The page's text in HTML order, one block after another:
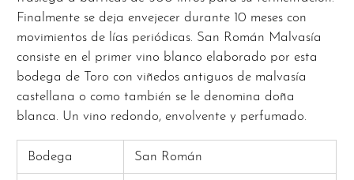
Finalmente se deja envejecer durante 10 meses con
movimientos de lías periódicas. San Román Malvasía
consiste en el primer vino blanco elaborado por esta
bodega de Toro con viñedos antiguos de malvasía
castellana o como también se le denomina doña
blanca. Un vino redondo, envolvente y perfumado.
Bodega San Román